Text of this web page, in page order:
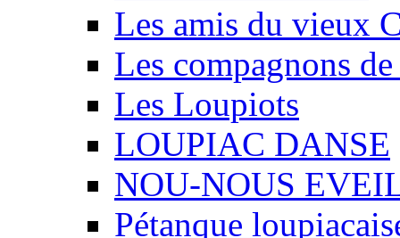
Les amis du vieux
Les compagnons
Les Loupiots
LOUPIAC DANSE
NOU-NOUS
Pétanque